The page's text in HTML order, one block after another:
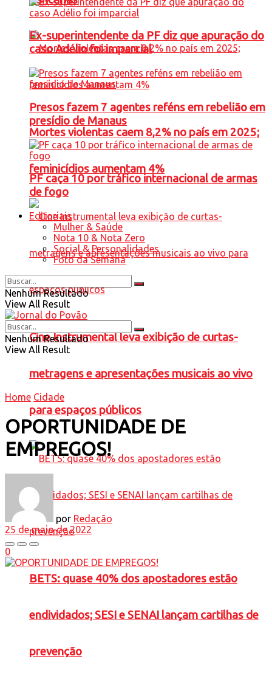
Mortes violentas caem 8,2% no país em 2025;
feminicídios aumentam 4%
Cine Instrumental leva exibição de curtas-
metragens e apresentações musicais ao vivo
para espaços públicos
BETS: quase 40% dos apostadores estão
endividados; SESI e SENAI lançam cartilhas de
prevenção
Ex-superintendente da PF diz que apuração do
caso Adélio foi imparcial
Presos fazem 7 agentes reféns em rebelião em
presídio de Manaus
PF caça 10 por tráfico internacional de armas
de fogo
Editoriais
Mulher & Saúde
Nota 10 & Nota Zero
Social & Personalidades
Foto da Semana
Nenhum Resultado
View All Result
Nenhum Resultado
View All Result
Home Cidade
OPORTUNIDADE DE
EMPREGOS!
por Redação
25 de maio de 2022
0